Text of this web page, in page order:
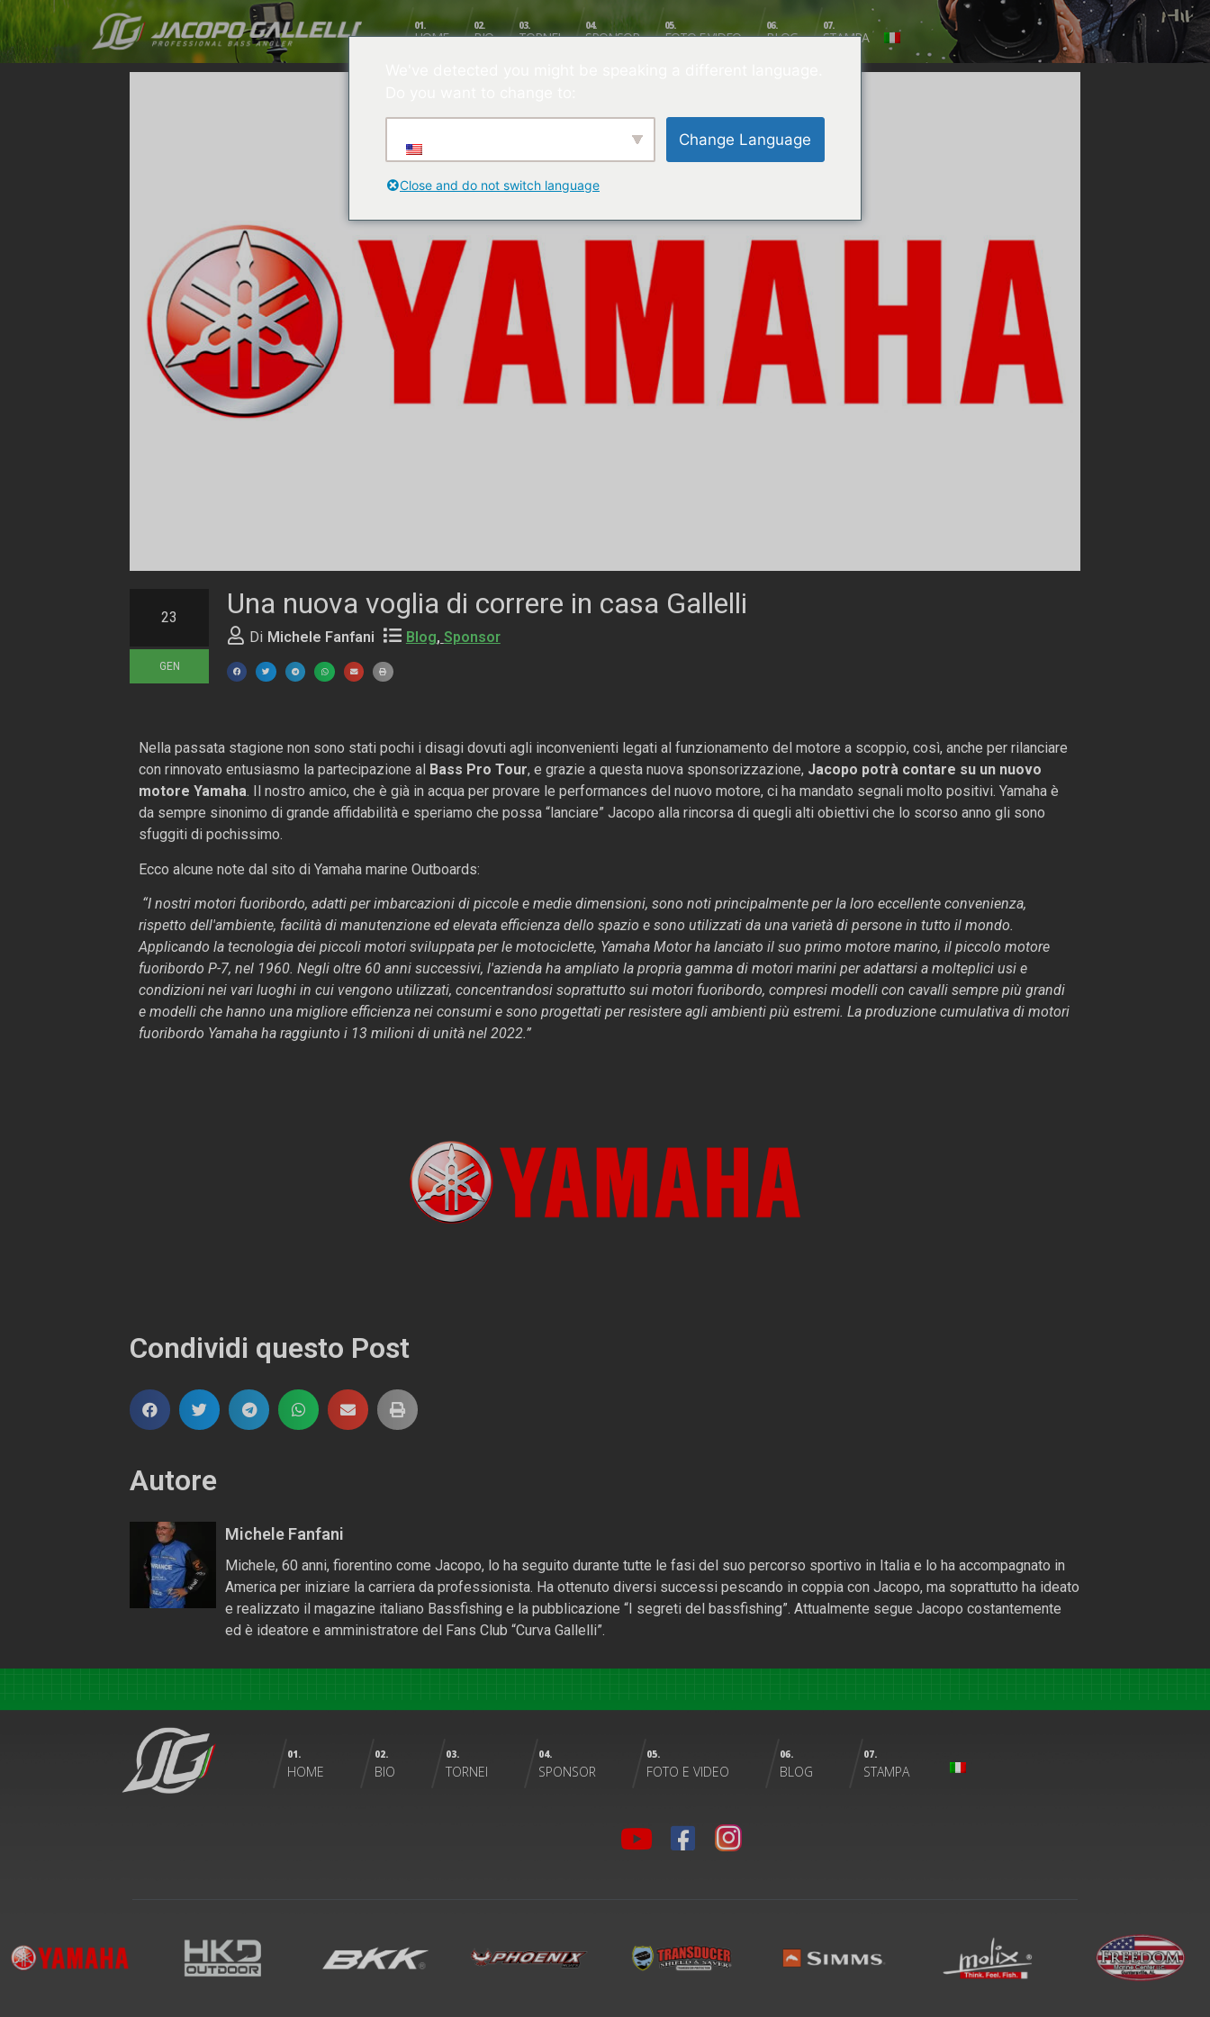
01.
HOME
02.
BIO
03.
TORNEI
04.
SPONSOR
05.
FOTO E VIDEO
06.
BLOG
07.
STAMPA
23
GEN
Una nuova voglia di correre in casa Gallelli
Di Michele Fanfani Blog, Sponsor
Nella passata stagione non sono stati pochi i disagi dovuti agli inconvenienti legati al funzionamento del motore a scoppio, così, anche per rilanciare
con rinnovato entusiasmo la partecipazione al Bass Pro Tour, e grazie a questa nuova sponsorizzazione, Jacopo potrà contare su un nuovo
motore Yamaha. Il nostro amico, che è già in acqua per provare le performances del nuovo motore, ci ha mandato segnali molto positivi. Yamaha è
da sempre sinonimo di grande affidabilità e speriamo che possa “lanciare” Jacopo alla rincorsa di quegli alti obiettivi che lo scorso anno gli sono
sfuggiti di pochissimo.
Ecco alcune note dal sito di Yamaha marine Outboards:
“I nostri motori fuoribordo, adatti per imbarcazioni di piccole e medie dimensioni, sono noti principalmente per la loro eccellente convenienza,
rispetto dell'ambiente, facilità di manutenzione ed elevata efficienza dello spazio e sono utilizzati da una varietà di persone in tutto il mondo.
Applicando la tecnologia dei piccoli motori sviluppata per le motociclette, Yamaha Motor ha lanciato il suo primo motore marino, il piccolo motore
fuoribordo P-7, nel 1960. Negli oltre 60 anni successivi, l'azienda ha ampliato la propria gamma di motori marini per adattarsi a molteplici usi e
condizioni nei vari luoghi in cui vengono utilizzati, concentrandosi soprattutto sui motori fuoribordo, compresi modelli con cavalli sempre più grandi
e modelli che hanno una migliore efficienza nei consumi e sono progettati per resistere agli ambienti più estremi. La produzione cumulativa di motori
fuoribordo Yamaha ha raggiunto i 13 milioni di unità nel 2022.”
Condividi questo Post
Autore
Michele Fanfani
Michele, 60 anni, fiorentino come Jacopo, lo ha seguito durante tutte le fasi del suo percorso sportivo in Italia e lo ha accompagnato in
America per iniziare la carriera da professionista. Ha ottenuto diversi successi pescando in coppia con Jacopo, ma soprattutto ha ideato
e realizzato il magazine italiano Bassfishing e la pubblicazione “I segreti del bassfishing”. Attualmente segue Jacopo costantemente
ed è ideatore e amministratore del Fans Club “Curva Gallelli”.
01.
HOME
02.
BIO
03.
TORNEI
04.
SPONSOR
05.
FOTO E VIDEO
06.
BLOG
07.
STAMPA
Change Language
Close and do not switch language